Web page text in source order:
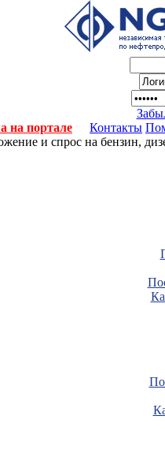
на портале
Контакты
и спрос на бензин,